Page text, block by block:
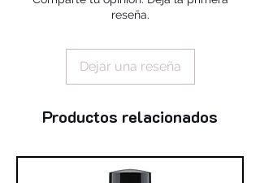
(microcrystalline wax), bis-
behenyl/isostearyl/phytosteryl dimer
polyglyceryl-2 dipolyhydroxystearate,
synthetic fluorphlogopite, calcium
borosilicate, silica, aluminum hydroxide,
phenoxyethanol, mangifera indica seed
reseña.
Dejar una reseña
Productos relacionados